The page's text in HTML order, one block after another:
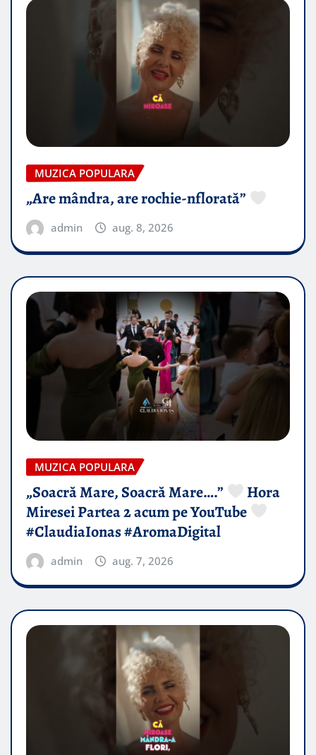
MUZICA POPULARA
„Are mândra, are rochie-nflorată”
admin aug. 8, 2026
MUZICA POPULARA
„Soacră Mare, Soacră Mare….”
Hora
Miresei Partea 2 acum pe YouTube
#ClaudiaIonas #AromaDigital
admin aug. 7, 2026